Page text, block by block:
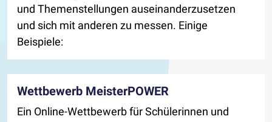
und Themenstellungen auseinanderzusetzen
und sich mit anderen zu messen. Einige
Beispiele:
Wettbewerb MeisterPOWER
Ein Online-Wettbewerb für Schülerinnen und